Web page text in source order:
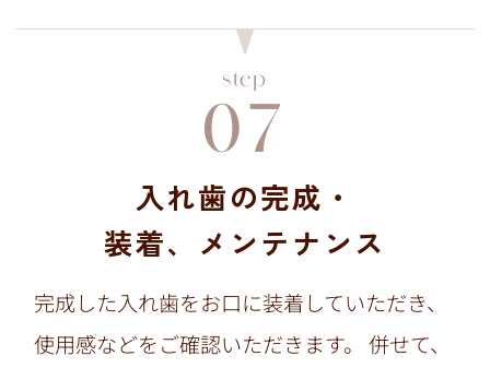
step
07
入れ歯の完成・
装着、メンテナンス
完成した入れ歯をお口に装着していただき、
使用感などをご確認いただきます。 併せて、